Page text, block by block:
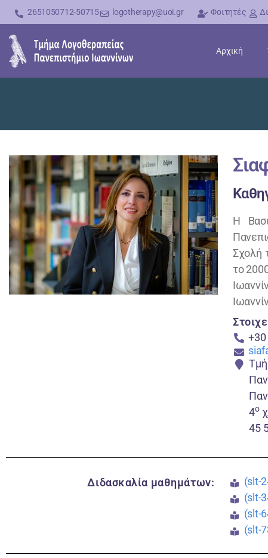
2651050712-50715 logotherapy@uoi.gr Φοιτητές
Αρχική
Η
Σχολή
το
4o
45
Διδασκαλία μαθημάτων:
(slt-
(slt-
(slt-
(slt-